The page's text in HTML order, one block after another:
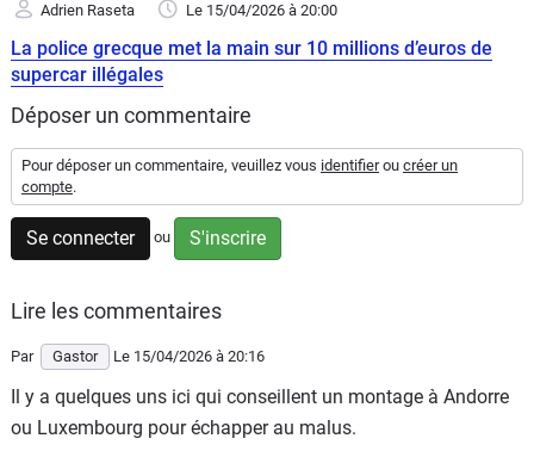
Electriques
Flottes
Auto
Services
Forum
Moto
Marques
Adrien Raseta Le 15/04/2026 à 20:00
La police grecque met la main sur 10 millions d’euros de
supercar illégales
Déposer un commentaire
Pour déposer un commentaire, veuillez vous identifierou créer un
compte.
Se connecter ou S'inscrire
Lire les commentaires
Par Gastor Le 15/04/2026 à 20:16
Il y a quelques uns ici qui conseillent un montage à Andorre
ou Luxembourg pour échapper au malus.